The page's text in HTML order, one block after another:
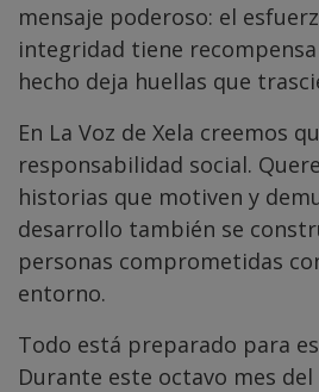
mensaje poderoso: el
integridad tiene
hecho deja huellas que
En La Voz de Xela creemos
responsabilidad social.
historias que motiven y
desarrollo también se
personas comprometidas
entorno.
Todo está preparado para
Durante este octavo mes